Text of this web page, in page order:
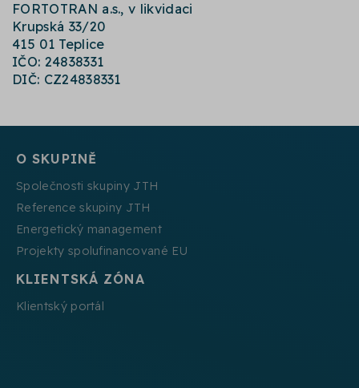
FORTOTRAN a.s., v likvidaci
Krupská 33/20
415 01 Teplice
IČO: 24838331
DIČ: CZ24838331
O SKUPINĚ
Společnosti skupiny JTH
Reference skupiny JTH
Energetický management
Projekty spolufinancované EU
KLIENTSKÁ ZÓNA
Klientský portál